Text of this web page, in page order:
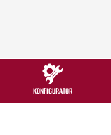
KONFIGURATOR